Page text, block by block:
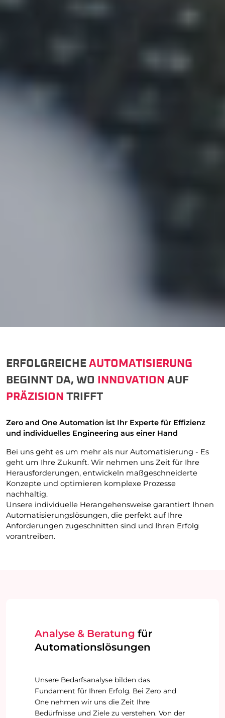
ERFOLGREICHE AUTOMATISIERUNG
BEGINNT DA, WO
INNOVATION AUF
PRÄZISION TRIFFT
Zero and One Automation ist Ihr Experte für Effizienz
und individuelles Engineering aus einer Hand
Bei uns geht es um mehr als nur Automatisierung - Es
geht um Ihre Zukunft. Wir nehmen uns Zeit für Ihre
Herausforderungen, entwickeln maßgeschneiderte
Konzepte und optimieren komplexe Prozesse
nachhaltig.
Unsere individuelle Herangehensweise garantiert Ihnen
Automatisierungslösungen, die perfekt auf Ihre
Anforderungen zugeschnitten sind und Ihren Erfolg
vorantreiben.
Analyse & Beratung für
Automationslösungen
Unsere Bedarfsanalyse bilden das
Fundament für Ihren Erfolg. Bei Zero and
One nehmen wir uns die Zeit Ihre
Bedürfnisse und Ziele zu verstehen. Von der